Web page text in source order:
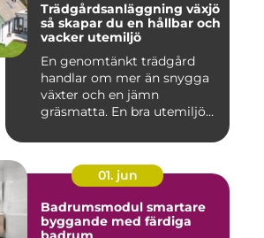
Trädgårdsanläggning växjö
så skapar du en hållbar och
vacker utemiljö
En genomtänkt trädgård
handlar om mer än snygga
växter och en jämn
gräsmatta. En bra utemiljö
01. jun
Badrumsmodul smartare
byggande med färdiga